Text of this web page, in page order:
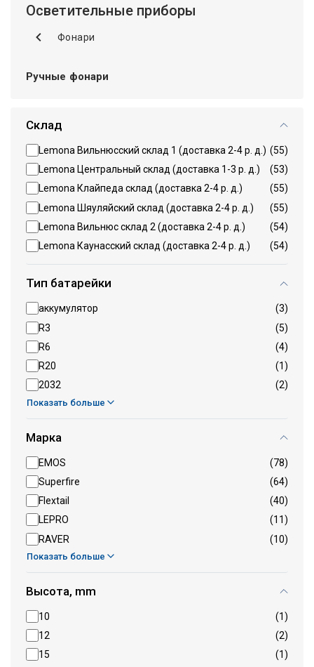
Осветительные приборы
Фонари
Ручные фонари
Склад
Lemona Вильнюсский склад 1 (доставка 2-4 р. д.) (55)
Lemona Центральный склад (доставка 1-3 р. д.)
(53)
Lemona Клайпеда склад (доставка 2-4 р. д.)
(55)
Lemona Шяуляйский склад (доставка 2-4 р. д.)
(55)
Lemona Вильнюс склад 2 (доставка 2-4 р. д.)
(54)
Lemona Каунасский склад (доставка 2-4 р. д.)
(54)
Тип батарейки
аккумулятор
(3)
R3
(5)
R6
(4)
R20
(1)
2032
(2)
Показать больше
Марка
EMOS
(78)
Superfire
(64)
Flextail
(40)
LEPRO
(11)
RAVER
(10)
Показать больше
Высота, mm
10
(1)
12
(2)
15
(1)